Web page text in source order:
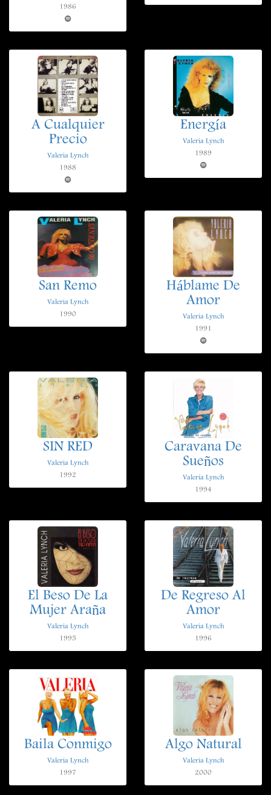
1986
A Cualquier
Precio
Valeria Lynch
1988
Energía
Valeria Lynch
1989
San Remo
Valeria Lynch
1990
Háblame De
Amor
Valeria Lynch
1991
SIN RED
Valeria Lynch
1992
Caravana De
Sueños
Valeria Lynch
1994
El Beso De La
Mujer Araña
Valeria Lynch
1995
De Regreso Al
Amor
Valeria Lynch
1996
Baila Conmigo
Valeria Lynch
1997
Algo Natural
Valeria Lynch
2000